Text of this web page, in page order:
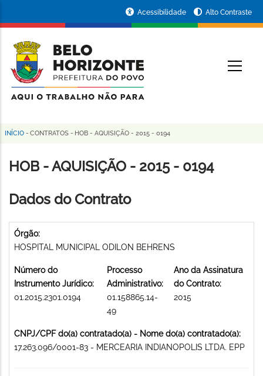
conteúdo
principal
da
Prefeitura
de
Horizonte
Acessibilidade Alto Contraste
Trilha
de
INÍCIO - CONTRATOS - HOB - AQUISIÇÃO - 2015 - 0194
HOB - AQUISIÇÃO - 2015 - 0194
Dados do Contrato
Órgão:
HOSPITAL MUNICIPAL ODILON BEHRENS
Número do
Instrumento Jurídico:
01.2015.2301.0194
Processo
Administrativo:
01.158865.14-
49
Ano da Assinatura
do Contrato:
2015
CNPJ/CPF do(a) contratado(a) - Nome do(a) contratado(a):
17.263.096/0001-83 - MERCEARIA INDIANOPOLIS LTDA. EPP